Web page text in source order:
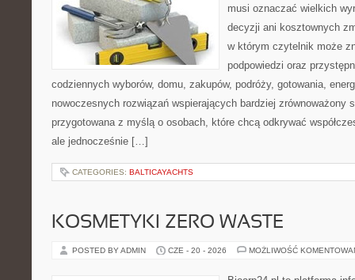
musi oznaczać wielkich
decyzji ani kosztownych
w którym czytelnik może
podpowiedzi oraz
codziennych wyborów, domu, zakupów, podróży, gotowania,
nowoczesnych rozwiązań wspierających bardziej zrównoważony
przygotowana z myślą o osobach, które chcą odkrywać
ale jednocześnie […]
CATEGORIES: BALTICAYACHTS
KOSMETYKI ZERO WASTE
POSTED BY ADMIN CZE - 20 - 2026 MOŻLIWOŚĆ